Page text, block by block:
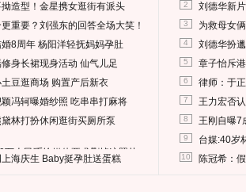
造型！金星携女逛街有派头
重要？刘强东的回答全场大笑！
8周年 杨阳洋轻抚妈妈孕肚
身长裙现身活动 仙气儿足
豆逛商场 购置产后新衣
冯轲曝婚纱照 吃串串打麻将
林打扮休闲逛街买厕所泵
人民币给媒体要求删掉这照片
海庆生 Baby挺孕肚送蛋糕
2 刘德华新
3 为救母女
4 刘德华扮
5 章子怡斥
6 律师：于
7 王力宏否
8 王刚自曝7
9 台媒:40岁
10 陈冠希：